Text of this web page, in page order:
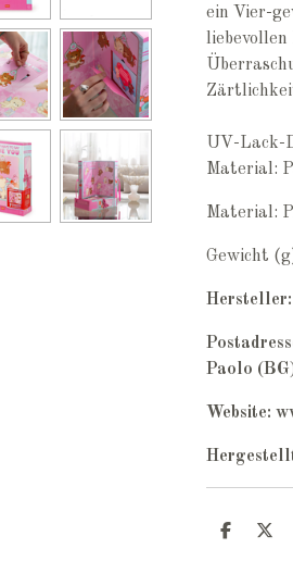
ein Vier-
liebevollen
UV-Lack-
Material:
Material:
Gewicht
Hersteller:
Paolo
Website:
T
T